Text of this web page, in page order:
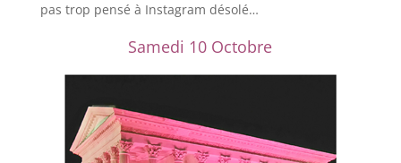
pas trop pensé à Instagram désolé…
Samedi 10 Octobre